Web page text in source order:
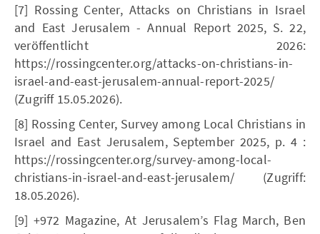
[7] Rossing Center, Attacks on Christians in Israel
and East Jerusalem - Annual Report 2025, S. 22,
veröffentlicht 2026:
https://rossingcenter.org/attacks-on-christians-in-
israel-and-east-jerusalem-annual-report-2025/
(Zugriff 15.05.2026).
[8] Rossing Center, Survey among Local Christians in
Israel and East Jerusalem, September 2025, p. 4 :
https://rossingcenter.org/survey-among-local-
christians-in-israel-and-east-jerusalem/ (Zugriff:
18.05.2026).
[9] +972 Magazine, At Jerusalem’s Flag March, Ben